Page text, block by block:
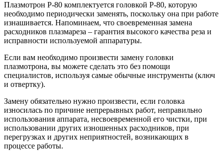
Плазмотрон Р-80 комплектуется головкой Р-80, которую
необходимо периодически заменять, поскольку она при работе
изнашивается. Напоминаем, что своевременная замена
расходников плазмареза – гарантия высокого качества реза и
исправности используемой аппаратуры.
Если вам необходимо произвести замену головки
плазмотрона, вы можете сделать это без помощи
специалистов, используя самые обычные инструменты (ключ
и отвертку).
Замену обязательно нужно произвести, если головка
износилась по причине непрерывных работ, неправильно
использования аппарата, несвоевременной его чистки, при
использовании других изношенных расходников, при
перегрузках и других неприятностей, возникающих в
процессе работы.